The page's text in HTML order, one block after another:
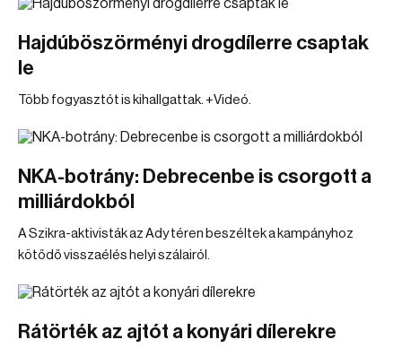
Hajdúböszörményi drogdílerre csaptak
le
Több fogyasztót is kihallgattak. +Videó.
NKA-botrány: Debrecenbe is csorgott a
milliárdokból
A Szikra-aktivisták az Ady téren beszéltek a kampányhoz
kötődő visszaélés helyi szálairól.
Rátörték az ajtót a konyári dílerekre